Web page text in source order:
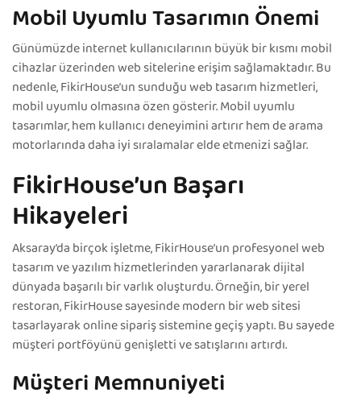
Mobil Uyumlu Tasarımın Önemi
Günümüzde internet kullanıcılarının büyük bir kısmı mobil
cihazlar üzerinden web sitelerine erişim sağlamaktadır. Bu
nedenle, FikirHouse’un sunduğu web tasarım hizmetleri,
mobil uyumlu olmasına özen gösterir. Mobil uyumlu
tasarımlar, hem kullanıcı deneyimini artırır hem de arama
motorlarında daha iyi sıralamalar elde etmenizi sağlar.
FikirHouse’un Başarı
Hikayeleri
Aksaray’da birçok işletme, FikirHouse’un profesyonel web
tasarım ve yazılım hizmetlerinden yararlanarak dijital
dünyada başarılı bir varlık oluşturdu. Örneğin, bir yerel
restoran, FikirHouse sayesinde modern bir web sitesi
tasarlayarak online sipariş sistemine geçiş yaptı. Bu sayede
müşteri portföyünü genişletti ve satışlarını artırdı.
Müşteri Memnuniyeti